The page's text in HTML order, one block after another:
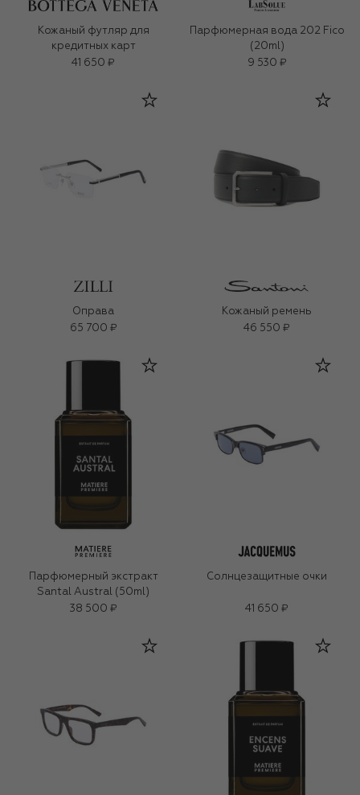
Кожаный футляр для
кредитных карт
41 650 ₽
Парфюмерная вода 202 Fico
(20ml)
9 530 ₽
Оправа
65 700 ₽
Кожаный ремень
46 550 ₽
Парфюмерный экстракт
Santal Austral (50ml)
38 500 ₽
Солнцезащитные очки
41 650 ₽